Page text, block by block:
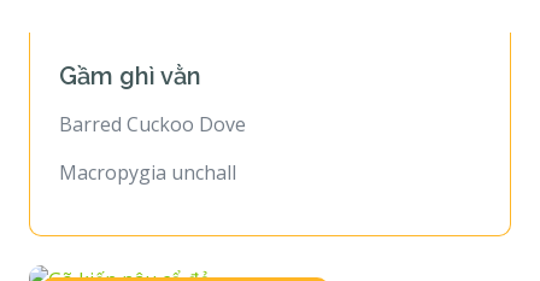
Gầm ghì vằn
Barred Cuckoo Dove
Macropygia unchall